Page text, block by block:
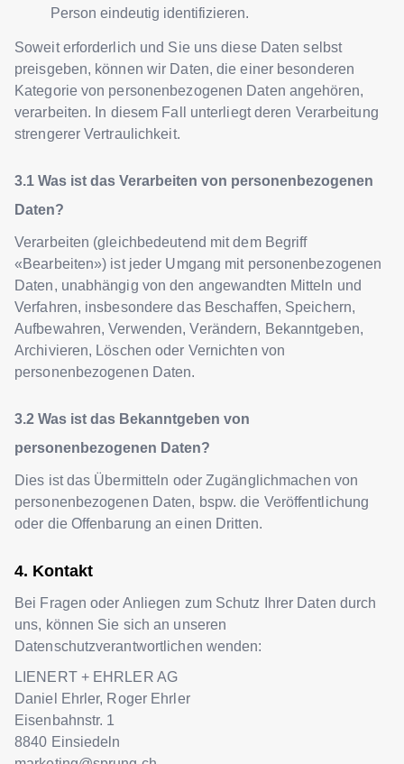
Person eindeutig identifizieren.
Soweit erforderlich und Sie uns diese Daten selbst
preisgeben, können wir Daten, die einer besonderen
Kategorie von personenbezogenen Daten angehören,
verarbeiten. In diesem Fall unterliegt deren Verarbeitung
strengerer Vertraulichkeit.
Was ist das Verarbeiten von personenbezogenen
Daten?
Verarbeiten (gleichbedeutend mit dem Begriff
«Bearbeiten») ist jeder Umgang mit personenbezogenen
Daten, unabhängig von den angewandten Mitteln und
Verfahren, insbesondere das Beschaffen, Speichern,
Aufbewahren, Verwenden, Verändern, Bekanntgeben,
Archivieren, Löschen oder Vernichten von
personenbezogenen Daten.
Was ist das Bekanntgeben von
personenbezogenen Daten?
Dies ist das Übermitteln oder Zugänglichmachen von
personenbezogenen Daten, bspw. die Veröffentlichung
oder die Offenbarung an einen Dritten.
Kontakt
Bei Fragen oder Anliegen zum Schutz Ihrer Daten durch
uns, können Sie sich an unseren
Datenschutzverantwortlichen wenden:
LIENERT + EHRLER AG
Daniel Ehrler, Roger Ehrler
Eisenbahnstr. 1
8840 Einsiedeln